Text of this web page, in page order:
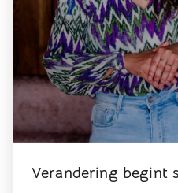
Verandering begint